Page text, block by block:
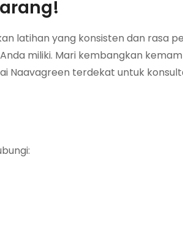
latihan yang konsisten dan rasa
miliki. Mari kembangkan
Naavagreen terdekat untuk